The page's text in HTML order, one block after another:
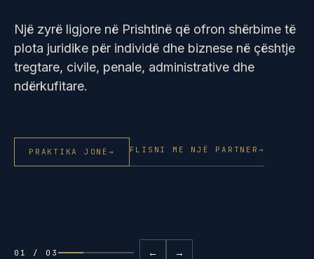
Një zyrë ligjore në Prishtinë që ofron shërbime të
plota juridike për individë dhe biznese në çështje
tregtare, civile, penale, administrative dhe
ndërkufitare.
PRAKTIKA JONË → FLISNI ME NJË PARTNER →
02 / 03 ← →